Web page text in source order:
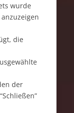
wurde
die
der